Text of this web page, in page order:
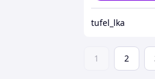
tufel_lka
1 2